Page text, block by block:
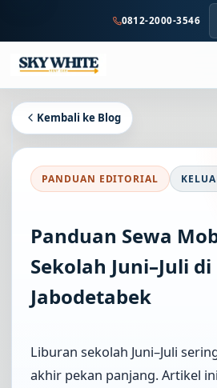
utama
0812-2000-3546
Kembali ke Blog
PANDUAN EDITORIAL
Panduan Sewa
Sekolah Juni–Juli di
Jabodetabek
Liburan sekolah Juni–Juli
akhir pekan panjang. Artikel